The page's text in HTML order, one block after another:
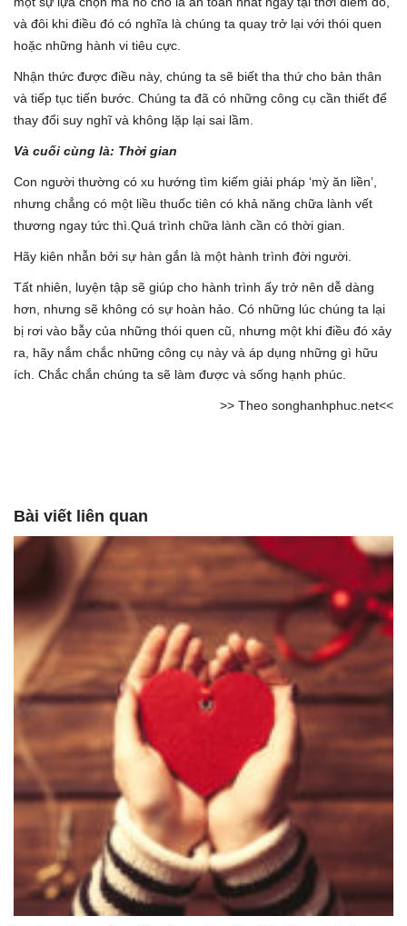
và đôi khi điều đó có nghĩa là chúng ta quay trở lại với thói quen
hoặc những hành vi tiêu cực.
Nhận thức được điều này, chúng ta sẽ biết tha thứ cho bản thân
và tiếp tục tiến bước. Chúng ta đã có những công cụ cần thiết để
thay đổi suy nghĩ và không lặp lại sai lầm.
Và cuối cùng là: Thời gian
Con người thường có xu hướng tìm kiếm giải pháp ‘mỳ ăn liền’,
nhưng chẳng có một liều thuốc tiên có khả năng chữa lành vết
thương ngay tức thì.Quá trình chữa lành cần có thời gian.
Hãy kiên nhẫn bởi sự hàn gắn là một hành trình đời người.
Tất nhiên, luyện tập sẽ giúp cho hành trình ấy trở nên dễ dàng
hơn, nhưng sẽ không có sự hoàn hảo. Có những lúc chúng ta lại
bị rơi vào bẫy của những thói quen cũ, nhưng một khi điều đó xảy
ra, hãy nắm chắc những công cụ này và áp dụng những gì hữu
ích. Chắc chắn chúng ta sẽ làm được và sống hạnh phúc.
>> Theo songhanhphuc.net<<
Bài viết liên quan